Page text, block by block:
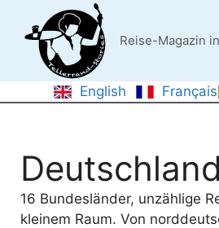
Inhalt
springen
Reise-Magazin
English Français
Deutschland
16 Bundesländer, unzählige
kleinem Raum. Von